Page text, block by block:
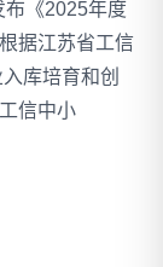
布《2025年度
据江苏省工信
库培育和创
信中小